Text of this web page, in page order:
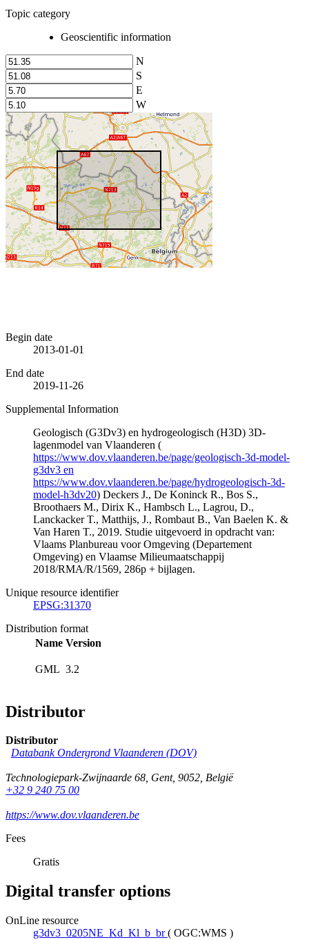
Topic category
Geoscientific information
N
S
E
W
Begin date
2013-01-01
End date
2019-11-26
Supplemental Information
Geologisch (G3Dv3) en hydrogeologisch (H3D) 3D-
lagenmodel van Vlaanderen (
https://www.dov.vlaanderen.be/page/geologisch-3d-model-
g3dv3 en
https://www.dov.vlaanderen.be/page/hydrogeologisch-3d-
model-h3dv20) Deckers J., De Koninck R., Bos S.,
Broothaers M., Dirix K., Hambsch L., Lagrou, D.,
Lanckacker T., Matthijs, J., Rombaut B., Van Baelen K. &
Van Haren T., 2019. Studie uitgevoerd in opdracht van:
Vlaams Planbureau voor Omgeving (Departement
Omgeving) en Vlaamse Milieumaatschappij
2018/RMA/R/1569, 286p + bijlagen.
Unique resource identifier
EPSG:31370
Distribution format
Name Version
GML 3.2
Distributor
Distributor
Databank Ondergrond Vlaanderen (DOV)
Technologiepark-Zwijnaarde 68, Gent, 9052, België
+32 9 240 75 00
https://www.dov.vlaanderen.be
Fees
Gratis
Digital transfer options
OnLine resource
g3dv3_0205NE_Kd_Kl_b_br ( OGC:WMS )